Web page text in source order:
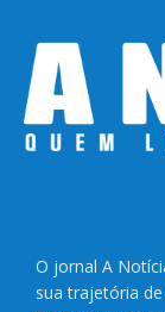
O jornal A
sua trajetória